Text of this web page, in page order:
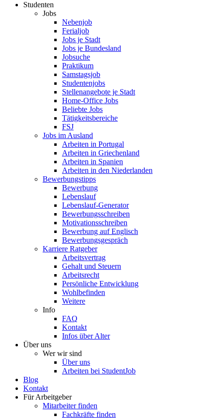
Studenten
Jobs
Nebenjob
Ferialjob
Jobs je Stadt
Jobs je Bundesland
Jobsuche
Praktikum
Samstagsjob
Studentenjobs
Stellenangebote je Stadt
Home-Office Jobs
Beliebte Jobs
Tätigkeitsbereiche
FSJ
Jobs im Ausland
Arbeiten in Portugal
Arbeiten in Griechenland
Arbeiten in Spanien
Arbeiten in den Niederlanden
Bewerbungstipps
Bewerbung
Lebenslauf
Lebenslauf-Generator
Bewerbungsschreiben
Motivationsschreiben
Bewerbung auf Englisch
Bewerbungsgespräch
Karriere Ratgeber
Arbeitsvertrag
Gehalt und Steuern
Arbeitsrecht
Persönliche Entwicklung
Wohlbefinden
Weitere
Info
FAQ
Kontakt
Infos über Alter
Über uns
Wer wir sind
Über uns
Arbeiten bei StudentJob
Blog
Kontakt
Für Arbeitgeber
Mitarbeiter finden
Fachkräfte finden